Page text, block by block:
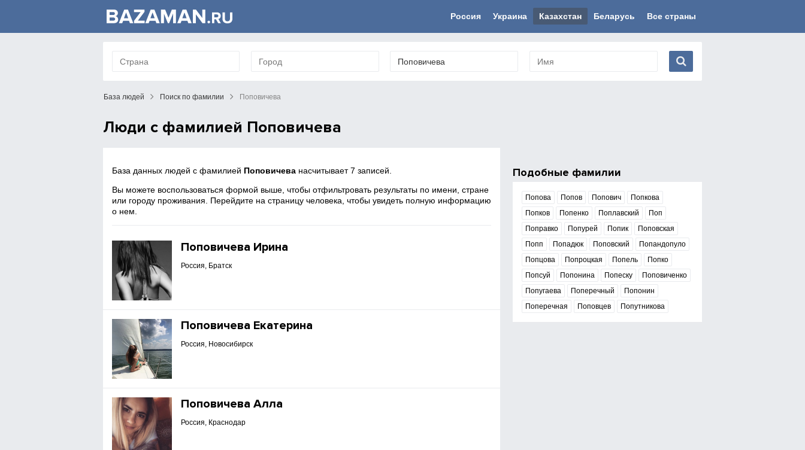
Россия Украина Казахстан Беларусь Все страны
База людей Поиск по фамилии Поповичева
Люди с фамилией Поповичева
База данных людей с фамилией Поповичева насчитывает 7 записей.
Вы можете воспользоваться формой выше, чтобы отфильтровать результаты по имени, стране
или городу проживания. Перейдите на страницу человека, чтобы увидеть полную информацию
о нем.
Поповичева Ирина
Россия, Братск
Поповичева Екатерина
Россия, Новосибирск
Поповичева Алла
Россия, Краснодар
Подобные фамилии
Попова Попов Попович
Попкова
Попков
Попенко Поплавский
Поп
Поправко
Попурей Попик
Поповская
Попп
Попадюк Поповский
Попандопуло
Попцова
Попроцкая Попель
Попко
Попсуй
Попонина Попеску
Поповиченко
Попугаева
Поперечный
Попонин
Поперечная
Поповцев Попутникова